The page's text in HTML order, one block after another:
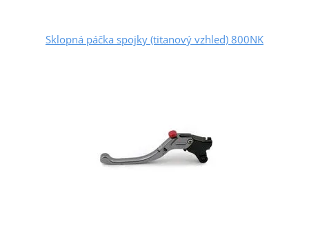
Sklopná páčka spojky (titanový vzhled) 800NK